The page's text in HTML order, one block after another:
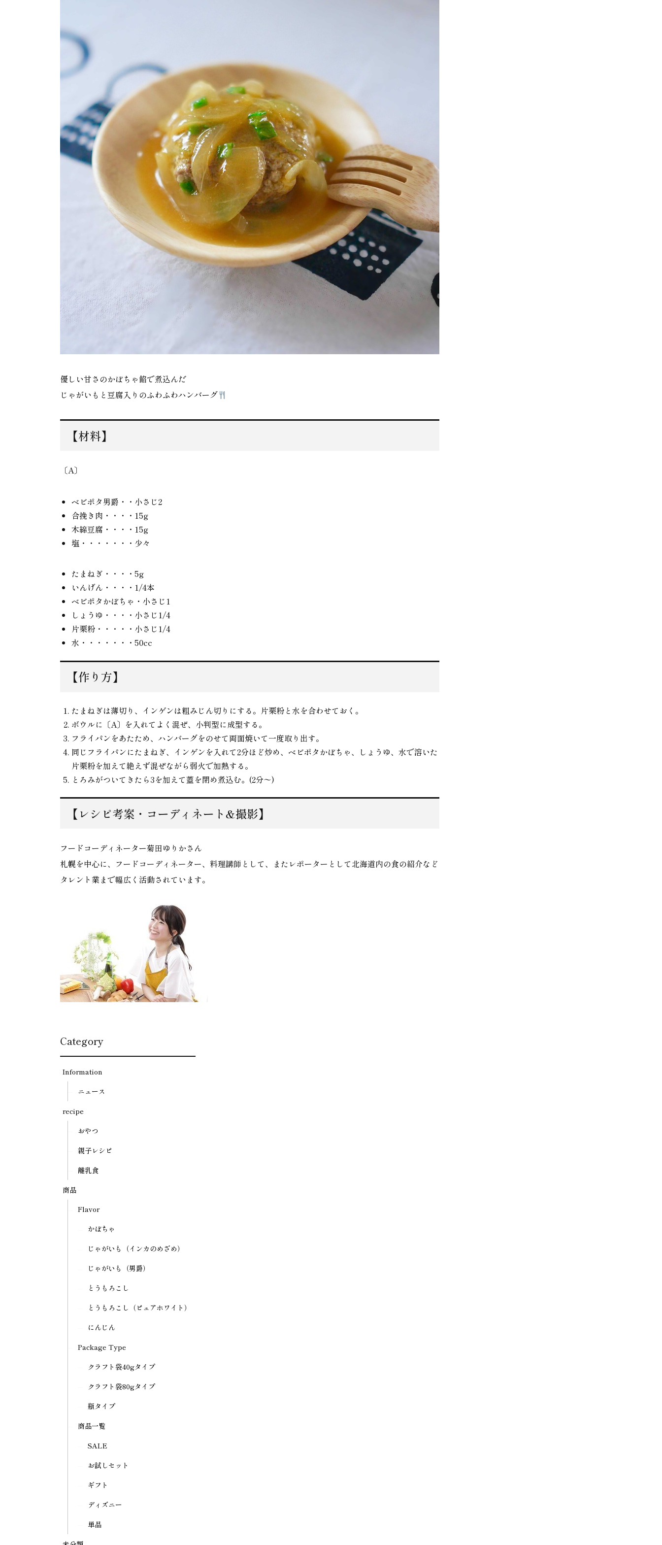
優しい甘さのかぼちゃ餡で煮込んだ
じゃがいもと豆腐入りのふわふわハンバーグ
【材料】
〔A〕
ベビポタ男爵・・小さじ2
合挽き肉・・・・15g
木綿豆腐・・・・15g
塩・・・・・・・少々
たまねぎ・・・・5g
いんげん・・・・1/4本
ベビポタかぼちゃ・小さじ1
しょうゆ・・・・小さじ1/4
片栗粉・・・・・小さじ1/4
水・・・・・・・50cc
【作り方】
たまねぎは薄切り、インゲンは粗みじん切りにする。片栗粉と水を合わせておく。
ボウルに〔A〕を入れてよく混ぜ、小判型に成型する。
フライパンをあたため、ハンバーグをのせて両面焼いて一度取り出す。
同じフライパンにたまねぎ、インゲンを入れて2分ほど炒め、ベビポタかぼちゃ、しょうゆ、水で溶いた
片栗粉を加えて絶えず混ぜながら弱火で加熱する。
とろみがついてきたら3を加えて蓋を閉め煮込む。(2分〜)
【レシピ考案・コーディネート&撮影】
フードコーディネーター菊田ゆりかさん
札幌を中心に、フードコーディネーター、料理講師として、またレポーターとして北海道内の食の紹介など
タレント業まで幅広く活動されています。
Category
Information
ニュース
recipe
おやつ
親子レシピ
離乳食
商品
Flavor
かぼちゃ
じゃがいも（インカのめざめ）
じゃがいも（男爵）
とうもろこし
とうもろこし（ピュアホワイト）
にんじん
Package Type
クラフト袋40gタイプ
クラフト袋80gタイプ
瓶タイプ
商品一覧
SALE
お試しセット
ギフト
ディズニー
単品